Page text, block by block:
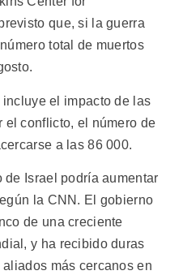
que, si la guerra
total de muertos
el impacto de las
el conflicto, el número de
a las 86 000.
Israel podría aumentar
la CNN. El gobierno
de una creciente
y ha recibido duras
más cercanos en